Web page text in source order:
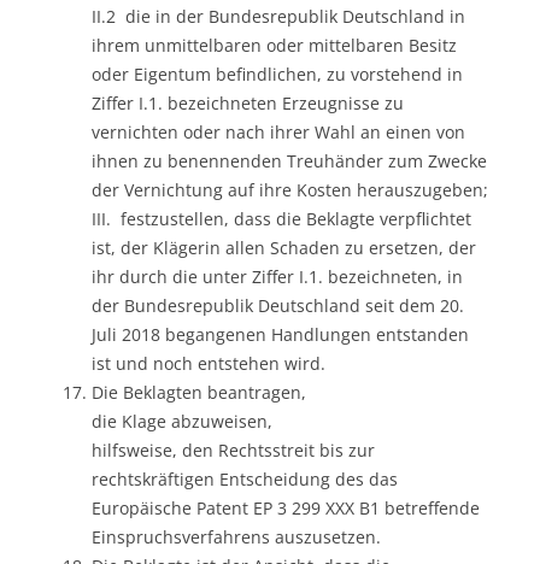
II.2 die in der Bundesrepublik Deutschland in
ihrem unmittelbaren oder mittelbaren Besitz
oder Eigentum befindlichen, zu vorstehend in
Ziffer I.1. bezeichneten Erzeugnisse zu
vernichten oder nach ihrer Wahl an einen von
ihnen zu benennenden Treuhänder zum Zwecke
der Vernichtung auf ihre Kosten herauszugeben;
III. festzustellen, dass die Beklagte verpflichtet
ist, der Klägerin allen Schaden zu ersetzen, der
ihr durch die unter Ziffer I.1. bezeichneten, in
der Bundesrepublik Deutschland seit dem 20.
Juli 2018 begangenen Handlungen entstanden
ist und noch entstehen wird.
Die Beklagten beantragen,
die Klage abzuweisen,
hilfsweise, den Rechtsstreit bis zur
rechtskräftigen Entscheidung des das
Europäische Patent EP 3 299 XXX B1 betreffende
Einspruchsverfahrens auszusetzen.